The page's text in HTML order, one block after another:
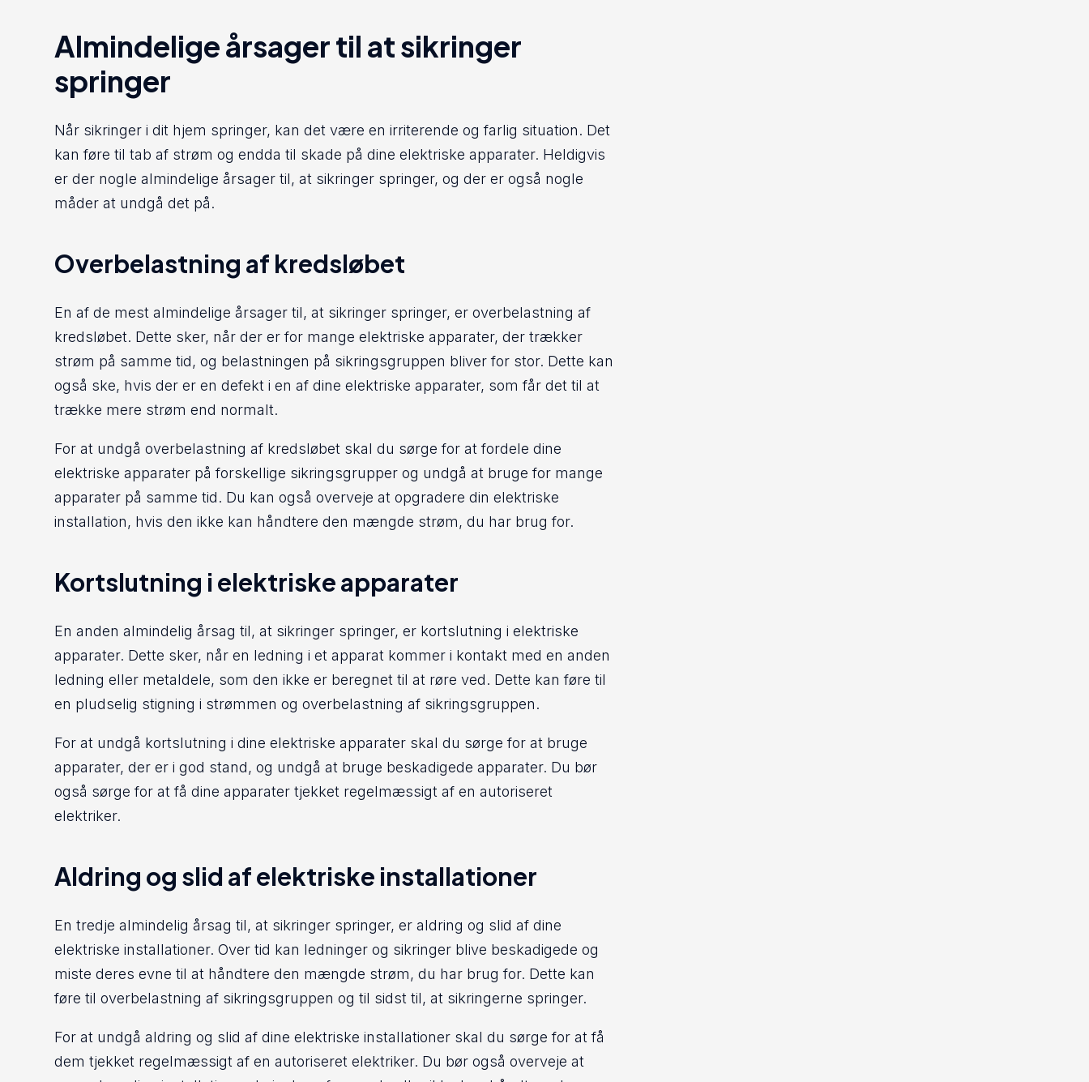
Almindelige årsager til at sikringer
springer
Når sikringer i dit hjem springer, kan det være en irriterende og farlig situation. Det
kan føre til tab af strøm og endda til skade på dine elektriske apparater. Heldigvis
er der nogle almindelige årsager til, at sikringer springer, og der er også nogle
måder at undgå det på.
Overbelastning af kredsløbet
En af de mest almindelige årsager til, at sikringer springer, er overbelastning af
kredsløbet. Dette sker, når der er for mange elektriske apparater, der trækker
strøm på samme tid, og belastningen på sikringsgruppen bliver for stor. Dette kan
også ske, hvis der er en defekt i en af dine elektriske apparater, som får det til at
trække mere strøm end normalt.
For at undgå overbelastning af kredsløbet skal du sørge for at fordele dine
elektriske apparater på forskellige sikringsgrupper og undgå at bruge for mange
apparater på samme tid. Du kan også overveje at opgradere din elektriske
installation, hvis den ikke kan håndtere den mængde strøm, du har brug for.
Kortslutning i elektriske apparater
En anden almindelig årsag til, at sikringer springer, er kortslutning i elektriske
apparater. Dette sker, når en ledning i et apparat kommer i kontakt med en anden
ledning eller metaldele, som den ikke er beregnet til at røre ved. Dette kan føre til
en pludselig stigning i strømmen og overbelastning af sikringsgruppen.
For at undgå kortslutning i dine elektriske apparater skal du sørge for at bruge
apparater, der er i god stand, og undgå at bruge beskadigede apparater. Du bør
også sørge for at få dine apparater tjekket regelmæssigt af en autoriseret
elektriker.
Aldring og slid af elektriske installationer
En tredje almindelig årsag til, at sikringer springer, er aldring og slid af dine
elektriske installationer. Over tid kan ledninger og sikringer blive beskadigede og
miste deres evne til at håndtere den mængde strøm, du har brug for. Dette kan
føre til overbelastning af sikringsgruppen og til sidst til, at sikringerne springer.
For at undgå aldring og slid af dine elektriske installationer skal du sørge for at få
dem tjekket regelmæssigt af en autoriseret elektriker. Du bør også overveje at